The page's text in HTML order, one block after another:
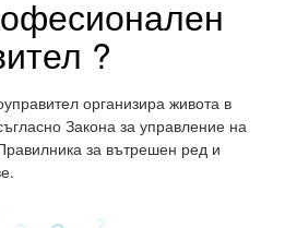
?
организира живота в
Закона за управление на
за вътрешен ред и